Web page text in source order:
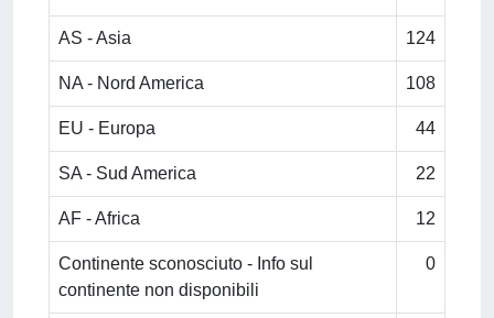
AS - Asia 124
NA - Nord America 108
EU - Europa 44
SA - Sud America 22
AF - Africa 12
Continente sconosciuto - Info sul
continente non disponibili
0